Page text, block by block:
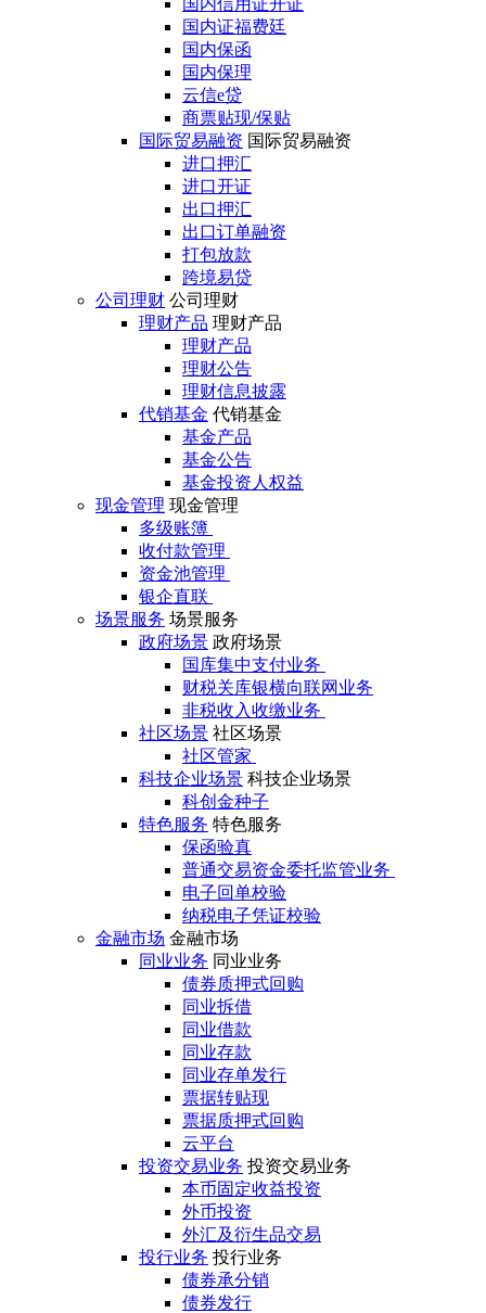
国内证福费廷
国内保函
国内保理
云信e贷
商票贴现/保贴
国际贸易融资 国际贸易融资
进口押汇
进口开证
出口押汇
出口订单融资
打包放款
跨境易贷
公司理财 公司理财
理财产品 理财产品
理财产品
理财公告
理财信息披露
代销基金 代销基金
基金产品
基金公告
基金投资人权益
现金管理 现金管理
多级账簿
收付款管理
资金池管理
银企直联
场景服务 场景服务
政府场景 政府场景
国库集中支付业务
财税关库银横向联网业务
非税收入收缴业务
社区场景 社区场景
社区管家
科技企业场景 科技企业场景
科创金种子
特色服务 特色服务
保函验真
普通交易资金委托监管业务
电子回单校验
纳税电子凭证校验
金融市场 金融市场
同业业务 同业业务
债券质押式回购
同业拆借
同业借款
同业存款
同业存单发行
票据转贴现
票据质押式回购
云平台
投资交易业务 投资交易业务
本币固定收益投资
外币投资
外汇及衍生品交易
投行业务 投行业务
债券承分销
债券发行